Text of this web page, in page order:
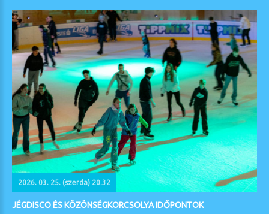
2026. 03. 25. (szerda) 20.32
JÉGDISCO ÉS KÖZÖNSÉGKORCSOLYA IDŐPONTOK